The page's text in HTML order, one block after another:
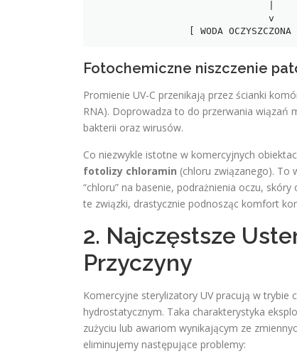
Fotochemiczne niszczenie
Promienie UV-C przenikają przez ścianki
RNA). Doprowadza to do przerwania wiązań
bakterii oraz wirusów.
Co niezwykle istotne w komercyjnych
fotolizy chloramin (chloru związanego). To
“chloru” na basenie, podrażnienia oczu,
te związki, drastycznie podnosząc komfort
2. Najczęstsze
Przyczyny
Komercyjne sterylizatory UV pracują w trybie
hydrostatycznym. Taka charakterystyka
zużyciu lub awariom wynikającym ze
eliminujemy następujące problemy: